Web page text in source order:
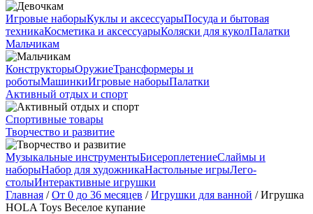
Игровые наборыКуклы и аксессуарыПосуда и бытовая
техникаКосметика и аксессуарыКоляски для куколПалатки
Мальчикам
КонструкторыОружиеТрансформеры и
роботыМашинкиИгровые наборыПалатки
Активный отдых и спорт
Спортивные товары
Творчество и развитие
Музыкальные инструментыБисероплетениеСлаймы и
наборыНабор для художникаНастольные игрыЛего-
столыИнтерактивные игрушки
Главная /От 0 до 36 месяцев /Игрушки для ванной / Игрушка
HOLA Toys Веселое купание